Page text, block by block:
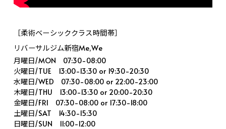
［柔術ベーシッククラス時間帯］
リバーサルジム新宿Me,We
月曜日/MON 07:30-08:00
火曜日/TUE 13:00-13:30 or 19:30-20:30
水曜日/WED 07:30-08:00 or 22:00-23:00
木曜日/THU 13:00-13:30 or 20:00-20:30
金曜日/FRI 07:30-08:00 or 17:30-18:00
土曜日/SAT 14:30-15:30
日曜日/SUN 11:00-12:00